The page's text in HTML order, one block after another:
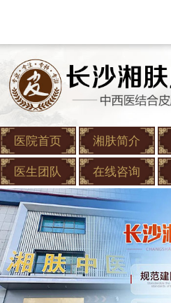
医院首页 湘肤简介
医生团队 在线咨询